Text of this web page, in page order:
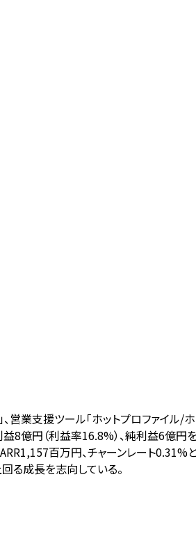
業支援ツール「ホットプロファイル/
8億円（利益率16.8%）、純利益6億
百万円、チャーンレート
る成長を志向している。